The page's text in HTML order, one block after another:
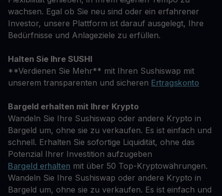
wachsen. Egal ob Sie neu sind oder ein erfahrener
Investor, unsere Plattform ist darauf ausgelegt, Ihre
Bedürfnisse und Anlageziele zu erfüllen.
Halten Sie Ihre SUSHI
**Verdienen Sie Mehr** mit Ihren Sushiswap mit
unserem transparenten und sicheren Ertragskonto
Bargeld erhalten mit Ihrer Krypto
Wandeln Sie Ihre Sushiswap oder andere Krypto in
Bargeld um, ohne sie zu verkaufen. Es ist einfach und
schnell. Erhalten Sie sofortige Liquidität, ohne das
Potenzial Ihrer Investition aufzugeben
Bargeld erhalten mit über 50 Top-Kryptowährungen.
Wandeln Sie Ihre Sushiswap oder andere Krypto in
Bargeld um, ohne sie zu verkaufen. Es ist einfach und